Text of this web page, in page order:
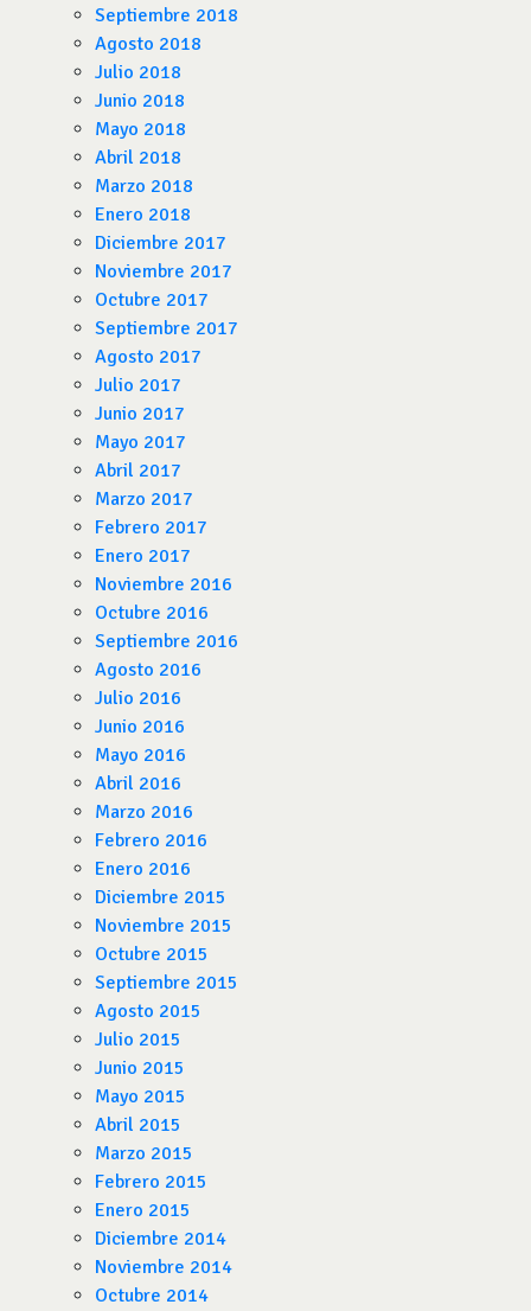
Septiembre 2018
Agosto 2018
Julio 2018
Junio 2018
Mayo 2018
Abril 2018
Marzo 2018
Enero 2018
Diciembre 2017
Noviembre 2017
Octubre 2017
Septiembre 2017
Agosto 2017
Julio 2017
Junio 2017
Mayo 2017
Abril 2017
Marzo 2017
Febrero 2017
Enero 2017
Noviembre 2016
Octubre 2016
Septiembre 2016
Agosto 2016
Julio 2016
Junio 2016
Mayo 2016
Abril 2016
Marzo 2016
Febrero 2016
Enero 2016
Diciembre 2015
Noviembre 2015
Octubre 2015
Septiembre 2015
Agosto 2015
Julio 2015
Junio 2015
Mayo 2015
Abril 2015
Marzo 2015
Febrero 2015
Enero 2015
Diciembre 2014
Noviembre 2014
Octubre 2014